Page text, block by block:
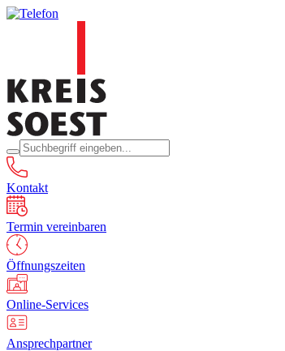
Kontakt
Termin vereinbaren
Öffnungszeiten
Online-Services
Ansprechpartner